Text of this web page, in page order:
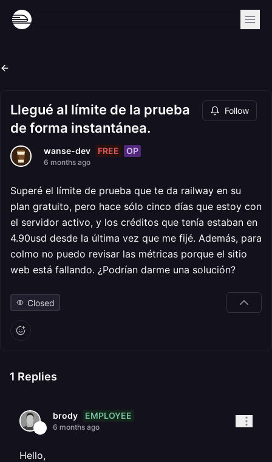
Llegué al límite de la prueba
de forma instantánea.
Follow
wanse-dev FREE OP
6 months ago
Superé el límite de prueba que te da railway en su
plan gratuito, pero hace sólo cinco días que estoy con
el servidor activo, y los créditos que tenía estaban en
4.90usd desde la última vez que me fijé. Además, para
colmo no puedo revisar las métricas porque el sitio
web está fallando. ¿Podrían darme una solución?
Closed
1 Replies
brody EMPLOYEE
6 months ago
Hello,